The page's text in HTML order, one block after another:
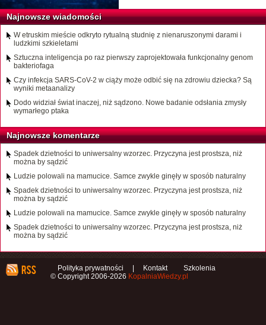
Najnowsze wiadomości
W etruskim mieście odkryto rytualną studnię z nienaruszonymi darami i
ludzkimi szkieletami
Sztuczna inteligencja po raz pierwszy zaprojektowała funkcjonalny genom
bakteriofaga
Czy infekcja SARS-CoV-2 w ciąży może odbić się na zdrowiu dziecka? Są
wyniki metaanalizy
Dodo widział świat inaczej, niż sądzono. Nowe badanie odsłania zmysły
wymarłego ptaka
Najnowsze komentarze
Spadek dzietności to uniwersalny wzorzec. Przyczyna jest prostsza, niż
można by sądzić
Ludzie polowali na mamucice. Samce zwykle ginęły w sposób naturalny
Spadek dzietności to uniwersalny wzorzec. Przyczyna jest prostsza, niż
można by sądzić
Ludzie polowali na mamucice. Samce zwykle ginęły w sposób naturalny
Spadek dzietności to uniwersalny wzorzec. Przyczyna jest prostsza, niż
można by sądzić
Polityka prywatności Kontakt
Szkolenia
© Copyright 2006-2026 KopalniaWiedzy.pl